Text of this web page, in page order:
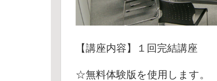
【講座内容】１回完結講座
☆無料体験版を使用します。